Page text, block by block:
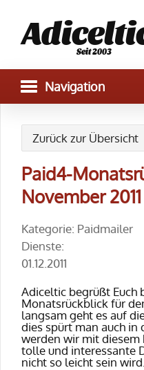
Seit 2003
Zurück zur Übersicht
Paid4-
November 2011
Kategorie: Paidmailer
Dienste:
01.12.2011
Adiceltic begrüßt Euch
Monatsrückblick für
langsam geht es auf
dies spürt man auch in
werden wir mit diesem
tolle und interessante
nicht so leicht sein wird.